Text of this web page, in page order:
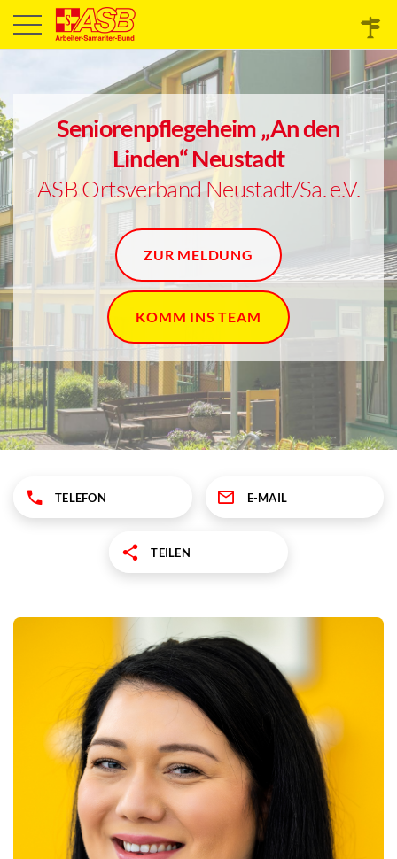
Seniorenpflegeheim „An den
Linden“ Neustadt
ASB Ortsverband Neustadt/Sa. e.V.
ZUR MELDUNG
KOMM INS TEAM
TELEFON E-MAIL
TEILEN